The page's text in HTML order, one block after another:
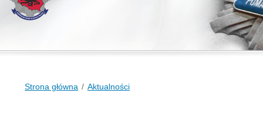
Strona główna Aktualności